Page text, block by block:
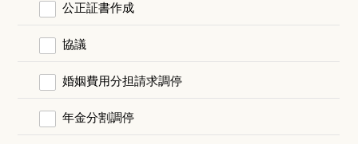
公正証書作成
協議
婚姻費用分担請求調停
年金分割調停